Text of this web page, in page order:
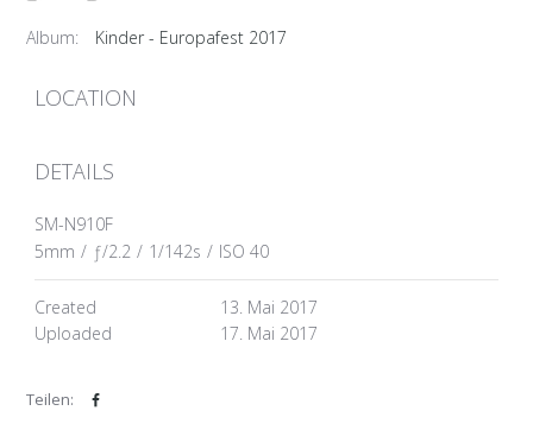
Album: Kinder - Europafest 2017
LOCATION
DETAILS
SM-N910F
5mm / ƒ/2.2 / 1/142s / ISO 40
Created
13. Mai 2017
Uploaded
17. Mai 2017
Teilen: